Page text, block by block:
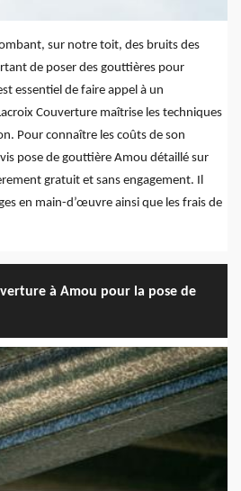
sur notre toit, des bruits des
de poser des gouttières pour
essentiel de faire appel à un
Couverture maîtrise les techniques
Pour connaître les coûts de son
pose de gouttière Amou détaillé sur
gratuit et sans engagement. Il
en main-d’œuvre ainsi que les frais de
à Amou pour la pose de